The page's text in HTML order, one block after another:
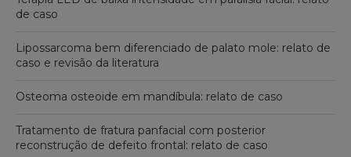
de caso
Lipossarcoma bem diferenciado de palato mole: relato de
caso e revisão da literatura
Osteoma osteoide em mandíbula: relato de caso
Tratamento de fratura panfacial com posterior
reconstrução de defeito frontal: relato de caso